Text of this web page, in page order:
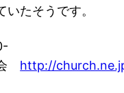
たそうです。
http://